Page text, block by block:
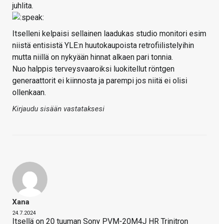
juhlita.
Itselleni kelpaisi sellainen laadukas studio monitori esim
niistä entisistä YLE:n huutokaupoista retrofiilistelyihin
mutta niillä on nykyään hinnat alkaen pari tonnia.
Nuo halppis terveysvaaroiksi luokitellut röntgen
generaattorit ei kiinnosta ja parempi jos niitä ei olisi
ollenkaan.
Kirjaudu sisään vastataksesi
Xana
24.7.2024
Itsellä on 20 tuuman Sony PVM-20M4J HR Trinitron